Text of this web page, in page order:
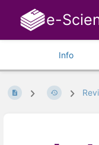
e-
Info